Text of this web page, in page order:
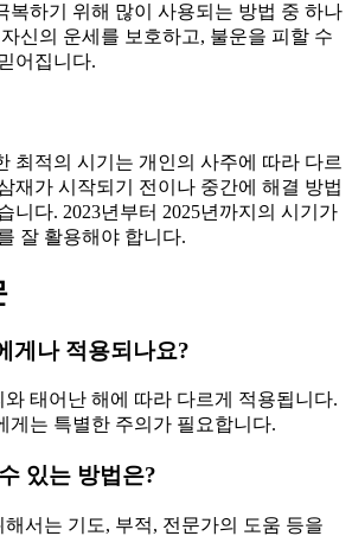
복하기 위해 많이 사용되는 방법 중 하나
신의 운세를 보호하고, 불운을 피할 수
어집니다.
최적의 시기는 개인의 사주에 따라 다르
재가 시작되기 전이나 중간에 해결 방법
니다. 2023년부터 2025년까지의 시기가
잘 활용해야 합니다.
게나 적용되나요?
태어난 해에 따라 다르게 적용됩니다.
게는 특별한 주의가 필요합니다.
있는 방법은?
서는 기도, 부적, 전문가의 도움 등을